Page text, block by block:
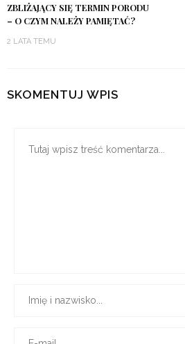
ZBLIŻAJĄCY SIĘ TERMIN PORODU
– O CZYM NALEŻY PAMIĘTAĆ?
2 LATA TEMU
SKOMENTUJ WPIS